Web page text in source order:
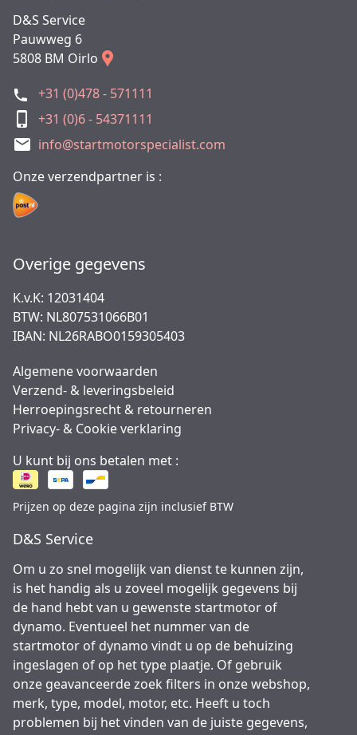
D&S Service
Pauwweg 6
5808 BM Oirlo
+31 (0)478 - 571111
+31 (0)6 - 54371111
info@startmotorspecialist.com
Onze verzendpartner is :
Overige gegevens
K.v.K: 12031404
BTW: NL807531066B01
IBAN: NL26RABO0159305403
Algemene voorwaarden
Verzend- & leveringsbeleid
Herroepingsrecht & retourneren
Privacy- & Cookie verklaring
U kunt bij ons betalen met :
Prijzen op deze pagina zijn inclusief BTW
D&S Service
Om u zo snel mogelijk van dienst te kunnen zijn,
is het handig als u zoveel mogelijk gegevens bij
de hand hebt van u gewenste startmotor of
dynamo. Eventueel het nummer van de
startmotor of dynamo vindt u op de behuizing
ingeslagen of op het type plaatje. Of gebruik
onze geavanceerde zoek filters in onze webshop,
merk, type, model, motor, etc. Heeft u toch
problemen bij het vinden van de juiste gegevens,